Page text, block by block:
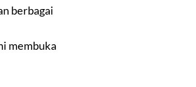
berbagai
membuka